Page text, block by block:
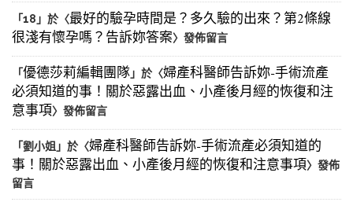
「18 」於〈最好的驗孕時間是？多久驗的出來？第2條線
很淺有懷孕嗎？告訴妳答案〉發佈留言
「優德莎莉編輯團隊」於〈婦產科醫師告訴妳-手術流產
必須知道的事！關於惡露出血、小產後月經的恢復和注
意事項〉發佈留言
「劉小姐」於〈婦產科醫師告訴妳-手術流產必須知道的
事！關於惡露出血、小產後月經的恢復和注意事項〉發佈
留言